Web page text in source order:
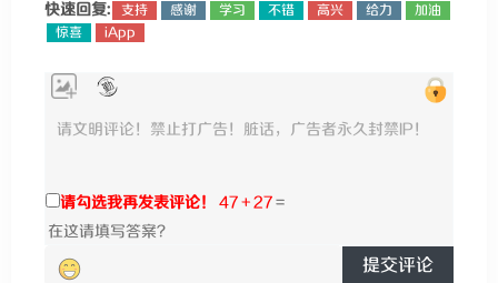
快速回复: 支持 感谢 学习 不错 高兴 给力
加油
惊喜
iApp
请勾选我再发表评论！ 47 + 27=
提交评论